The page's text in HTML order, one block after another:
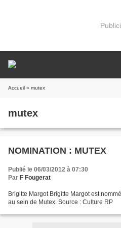
Accueil » mutex
mutex
NOMINATION : MUTEX
Publié le 06/03/2012 à 07:30
Par F Fougerat
Brigitte Margot Brigitte Margot est
au sein de Mutex. Source : Culture RP